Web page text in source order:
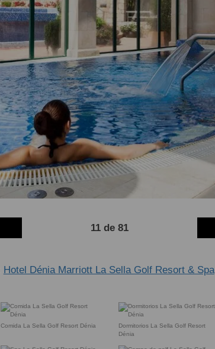
11 de 81
Hotel Dénia Marriott La Sella Golf Resort & Spa
Comida La Sella Golf Resort Dénia
Dormitorios La Sella Golf Resort
Dénia